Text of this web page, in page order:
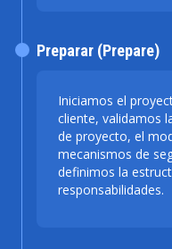
Iniciamos el
cliente, validamos
de proyecto, el
mecanismos de
definimos la
responsabilidades.
Preparar (Prepare)